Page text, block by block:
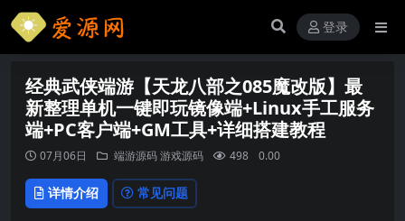
登录
经典武侠端游【天龙八部之085魔改版】最
新整理单机一键即玩镜像端+Linux手工服务
端+PC客户端+GM工具+详细搭建教程
07月06日 端游源码游戏源码 498 0.00
详情介绍 常见问题